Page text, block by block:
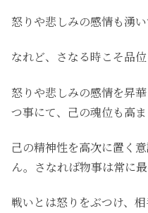
怒りや悲しみの感情も湧い
なれど、さなる時こそ品位
怒りや悲しみの感情を昇
つ事にて、己の魂位も高ま
己の精神性を高次に置く
ん。さなれば物事は常に最
戦いとは怒りをぶつけ、